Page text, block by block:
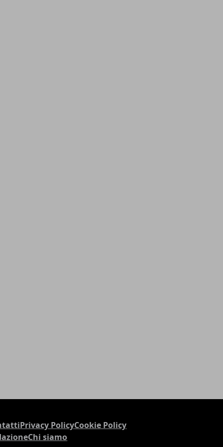
Privacy PolicyCookie Policy
Chi siamo